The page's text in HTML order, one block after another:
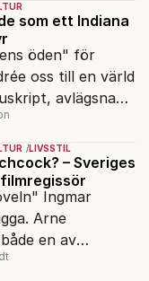
som ett Indiana
öden" för
oss till en värld
avlägsna
LIVSSTIL
– Sveriges
Ingmar
Arne
en av